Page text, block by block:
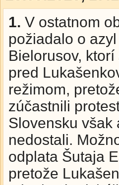
1. V ostatnom
požiadalo o
Bielorusov,
pred
režimom,
zúčastnili
Slovensku však
nedostali.
odplata Šutaja
pretože